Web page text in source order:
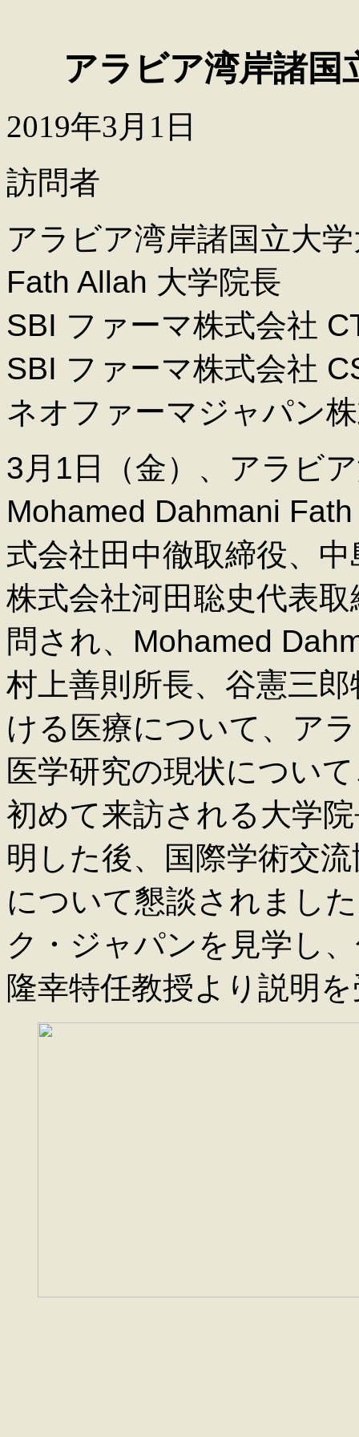
アラビア湾岸諸
2019年3 月 1 日
訪問者
アラビア湾岸諸国立大
Fath Allah 大学院長
SBI ファーマ株式会社
SBI ファーマ株式会社
ネオファーマジャパン
3 月 1 日（金）、アラビ
Mohamed Dahmani
式会社田中徹取締役、
株式会社河田聡史代表
問され、 Mohamed
村上善則所長、谷憲三
ける医療について、ア
医学研究の現状につい
初めて来訪される大学
明した後、国際学術交
について懇談されまし
ク・ジャパンを見学し
隆幸特任教授より説明